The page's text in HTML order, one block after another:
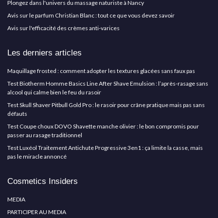
Plongez dans l'univers du massage naturiste à Nancy
Avis sur le parfum Christian Blanc : tout ce que vous devez savoir
Avis sur l'efficacité des crèmes anti-varices
Les derniers articles
Maquillage frosted : comment adopter les textures glacées sans faux pas
Test Biotherm Homme Basics Line After Shave Emulsion : l’après-rasage sans
alcool qui calme bien le feu du rasoir
Test Skull Shaver Pitbull Gold Pro : le rasoir pour crâne pratique mais pas sans
défauts
Test Coupe choux DOVO Shavette manche olivier : le bon compromis pour
passer au rasage traditionnel
Test Luxéol Traitement Antichute Progressive 3en1 : ça limite la casse, mais
pas le miracle annoncé
Cosmetics Insiders
MEDIA
PARTICIPER AU MEDIA